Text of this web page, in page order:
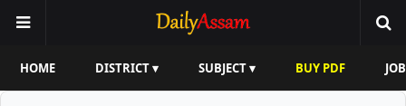
HOME DISTRICT ▾ SUBJECT ▾ BUY PDF